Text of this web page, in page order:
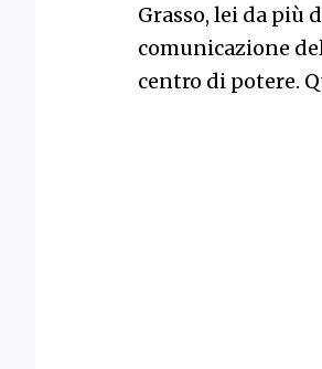
Grasso, lei da più
comunicazione
centro di potere.